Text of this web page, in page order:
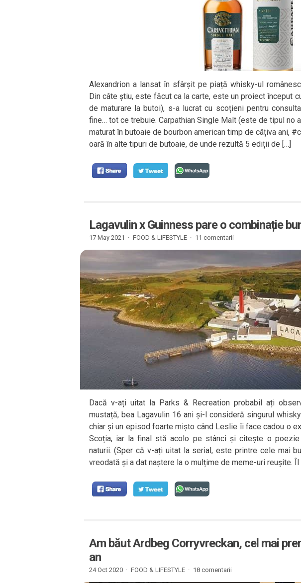
Alexandrion a lansat în sfârșit pe piață whisky-ul
Din câte știu, este făcut ca la carte, este un proiect început
de maturare la butoi), s-a lucrat cu scoțieni pentru
fine… tot ce trebuie. Carpathian Single Malt (este de tipul no
maturat în butoaie de bourbon american timp de câțiva ani,
oară în alte tipuri de butoaie, de unde rezultă 5 ediții de […]
Lagavulin x Guinness pare o combinație
17 May 2021 · FOOD & LIFESTYLE· 11 comentarii
Dacă v-ați uitat la Parks & Recreation probabil ați
mustață, bea Lagavulin 16 ani și-l consideră singurul
chiar și un episod foarte mișto când Leslie îi face cadou o
Scoția, iar la final stă acolo pe stânci și citește o
naturii. (Sper că v-ați uitat la serial, este printre cele mai
vreodată și a dat naștere la o mulțime de meme-uri reușite.
Am băut Ardbeg Corryvreckan, cel mai
an
24 Oct 2020 · FOOD & LIFESTYLE· 18 comentarii